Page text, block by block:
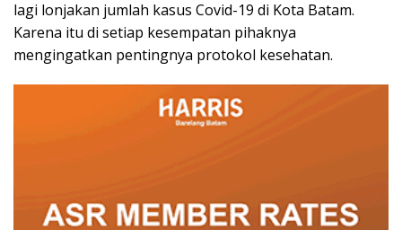
lagi lonjakan jumlah kasus Covid-19 di Kota Batam.
Karena itu di setiap kesempatan pihaknya
mengingatkan pentingnya protokol kesehatan.